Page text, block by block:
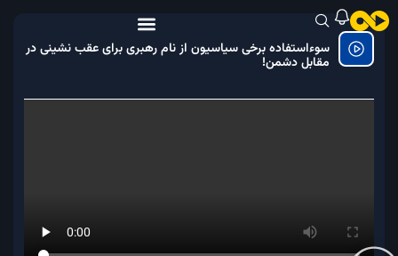
سوءاستفاده برخی سیاسیون از نام رهبری برای عقب‌ نشینی در
مقابل دشمن!